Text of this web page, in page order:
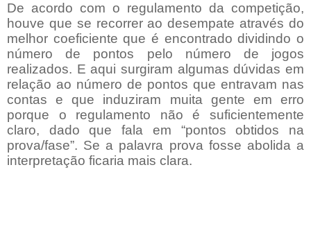
De acordo com o regulamento da competição,
houve que se recorrer ao desempate através do
melhor coeficiente que é encontrado dividindo o
número de pontos pelo número de jogos
realizados. E aqui surgiram algumas dúvidas em
relação ao número de pontos que entravam nas
contas e que induziram muita gente em erro
porque o regulamento não é suficientemente
claro, dado que fala em “pontos obtidos na
prova/fase”. Se a palavra prova fosse abolida a
interpretação ficaria mais clara.